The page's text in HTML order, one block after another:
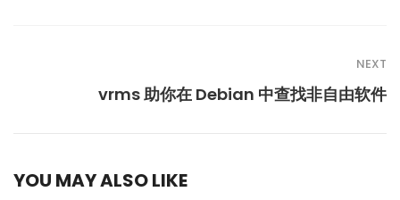
NEXT
vrms 助你在 Debian 中查找非自由软件
YOU MAY ALSO LIKE